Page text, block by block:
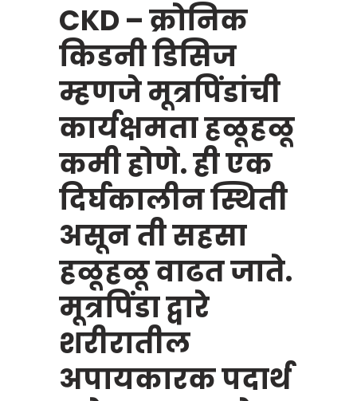
CKD – क्रोनिक
किडनी डिसिज
म्हणजे मूत्रपिंडांची
कार्यक्षमता हळूहळू
कमी होणे. ही एक
दिर्घकालीन स्थिती
असून ती सहसा
हळूहळू वाढत जाते.
मूत्रपिंडा द्वारे
शरीरातील
अपायकारक पदार्थ